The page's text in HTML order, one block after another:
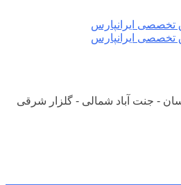
- جنت آباد شمالی - گلزار شرقی